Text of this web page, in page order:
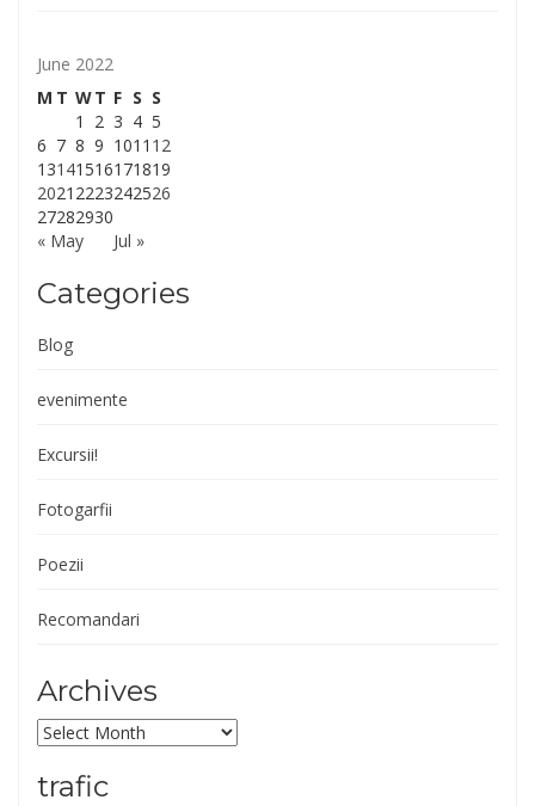
June 2022
M T WT F S S
« May Jul »
1 2 3 4 5
6 7 8 9 1011 12
13141516171819
2021 2223242526
27282930
Categories
Blog
evenimente
Excursii!
Fotogarfii
Poezii
Recomandari
Archives
Archives
trafic